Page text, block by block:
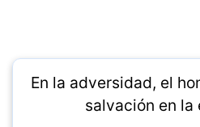
En la adversidad, el
salvación en la